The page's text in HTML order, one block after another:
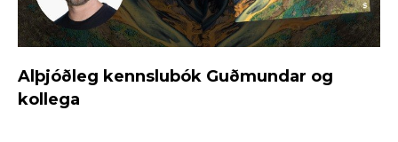
Alþjóðleg kennslubók Guðmundar og
kollega